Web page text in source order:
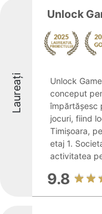
Laureați
Unlock
Unlock
conceput
împărtășesc
jocuri, fiind
Timișoara,
etaj 1.
activitatea
9.8